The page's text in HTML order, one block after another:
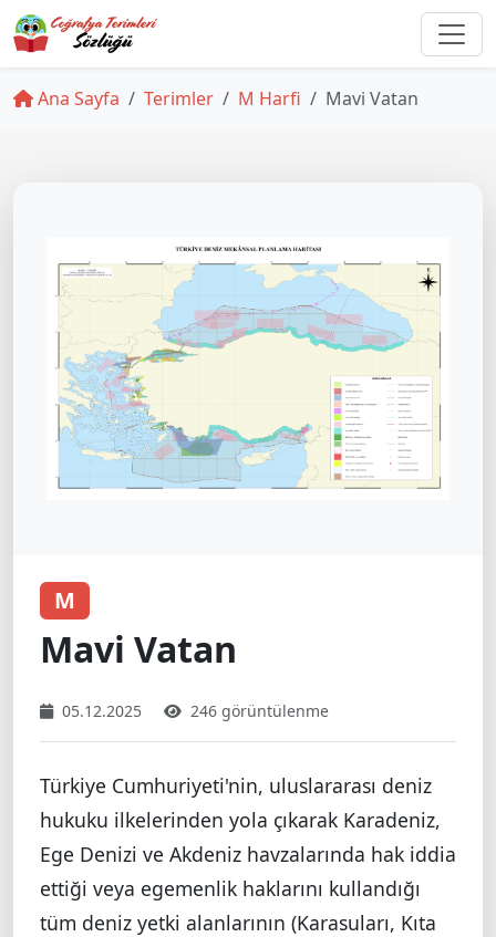
Ana Sayfa Terimler M Harfi Mavi Vatan
M
Mavi Vatan
05.12.2025 246 görüntülenme
Türkiye Cumhuriyeti'nin, uluslararası deniz
hukuku ilkelerinden yola çıkarak Karadeniz,
Ege Denizi ve Akdeniz havzalarında hak iddia
ettiği veya egemenlik haklarını kullandığı
tüm deniz yetki alanlarının (Karasuları, Kıta